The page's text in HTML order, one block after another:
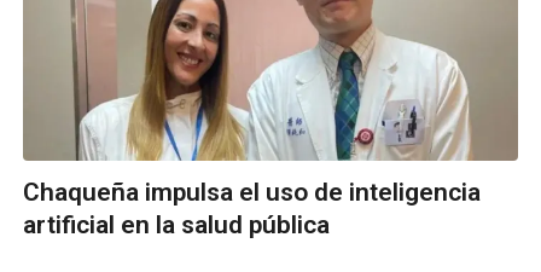
Chaqueña impulsa el uso de inteligencia
artificial en la salud pública